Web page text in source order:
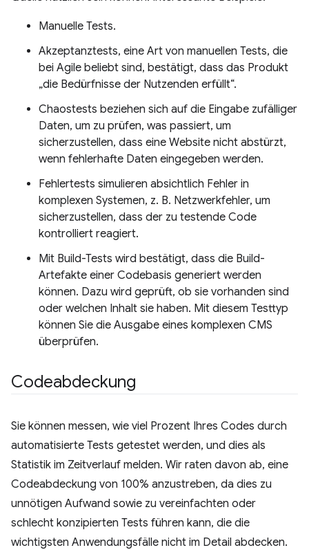
Manuelle Tests.
Akzeptanztests, eine Art von manuellen Tests, die
bei Agile beliebt sind, bestätigt, dass das Produkt
„die Bedürfnisse der Nutzenden erfüllt“.
Chaostests beziehen sich auf die Eingabe zufälliger
Daten, um zu prüfen, was passiert, um
sicherzustellen, dass eine Website nicht abstürzt,
wenn fehlerhafte Daten eingegeben werden.
Fehlertests simulieren absichtlich Fehler in
komplexen Systemen, z. B. Netzwerkfehler, um
sicherzustellen, dass der zu testende Code
kontrolliert reagiert.
Mit Build-Tests wird bestätigt, dass die Build-
Artefakte einer Codebasis generiert werden
können. Dazu wird geprüft, ob sie vorhanden sind
oder welchen Inhalt sie haben. Mit diesem Testtyp
können Sie die Ausgabe eines komplexen CMS
überprüfen.
Codeabdeckung
Sie können messen, wie viel Prozent Ihres Codes durch
automatisierte Tests getestet werden, und dies als
Statistik im Zeitverlauf melden. Wir raten davon ab, eine
Codeabdeckung von 100% anzustreben, da dies zu
unnötigen Aufwand sowie zu vereinfachten oder
schlecht konzipierten Tests führen kann, die die
wichtigsten Anwendungsfälle nicht im Detail abdecken.